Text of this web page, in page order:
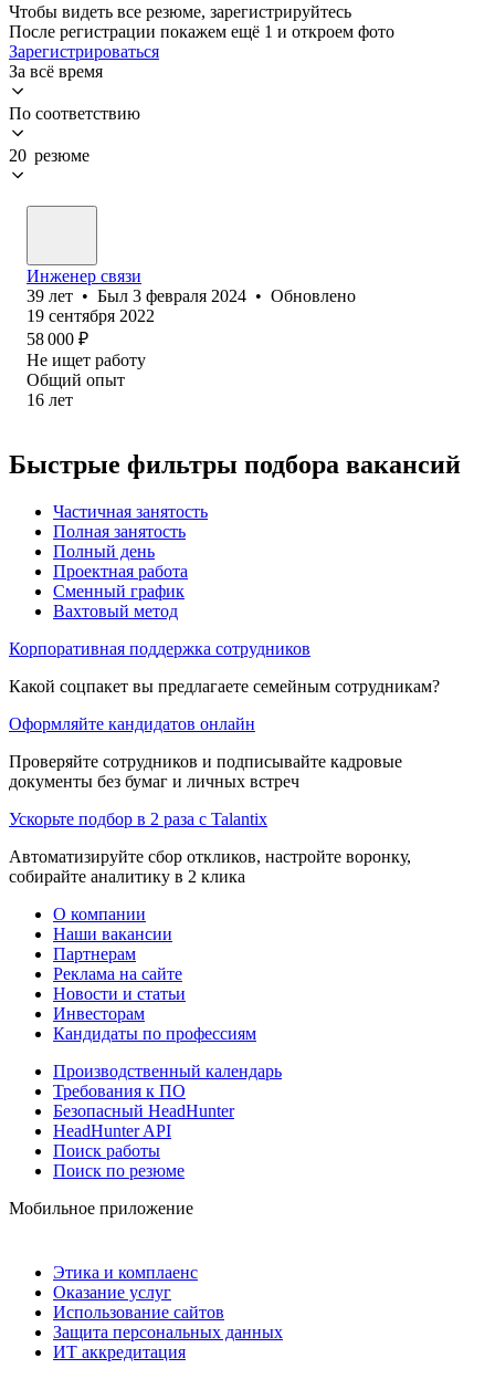
Чтобы видеть все резюме, зарегистрируйтесь
После регистрации покажем ещё 1 и откроем фото
Зарегистрироваться
За всё время
По соответствию
20 резюме
Инженер связи
39 лет • Был 3 февраля 2024 • Обновлено
19 сентября 2022
58 000 ₽
Не ищет работу
Общий опыт
16 лет
Быстрые фильтры подбора вакансий
Частичная занятость
Полная занятость
Полный день
Проектная работа
Сменный график
Вахтовый метод
Корпоративная поддержка сотрудников
Какой соцпакет вы предлагаете семейным сотрудникам?
Оформляйте кандидатов онлайн
Проверяйте сотрудников и подписывайте кадровые
документы без бумаг и личных встреч
Ускорьте подбор в 2 раза с Talantix
Автоматизируйте сбор откликов, настройте воронку,
собирайте аналитику в 2 клика
О компании
Наши вакансии
Партнерам
Реклама на сайте
Новости и статьи
Инвесторам
Кандидаты по профессиям
Производственный календарь
Требования к ПО
Безопасный HeadHunter
HeadHunter API
Поиск работы
Поиск по резюме
Мобильное приложение
Этика и комплаенс
Оказание услуг
Использование сайтов
Защита персональных данных
ИТ аккредитация